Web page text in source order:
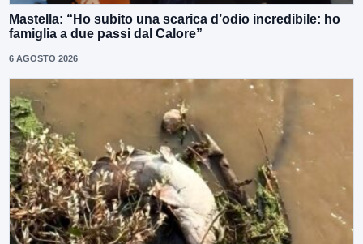
Mastella: “Ho subito una scarica d’odio incredibile: ho
famiglia a due passi dal Calore”
6 AGOSTO 2026